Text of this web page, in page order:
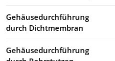
Gehäusedurchführung
durch Dichtmembran
Gehäusedurchführung